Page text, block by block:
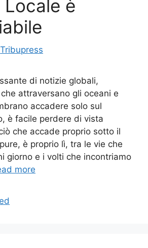
Locale è
Tribupress
di notizie globali,
attraversano gli oceani e
accadere solo sul
è facile perdere di vista
che accade proprio sotto il
è proprio lì, tra le vie che
giorno e i volti che incontriamo
more